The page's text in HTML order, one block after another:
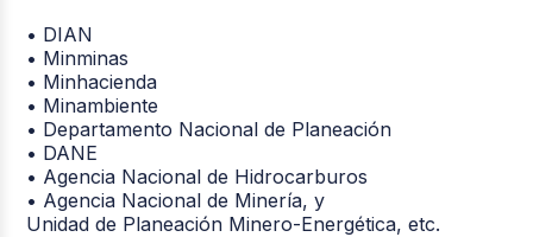
• DIAN
• Minminas
• Minhacienda
• Minambiente
• Departamento Nacional de Planeación
• DANE
• Agencia Nacional de Hidrocarburos
• Agencia Nacional de Minería, y
Unidad de Planeación Minero-Energética, etc.